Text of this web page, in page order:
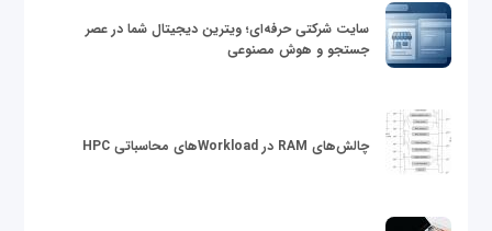
سایت شرکتی حرفه‌ای؛ ویترین دیجیتال شما در عصر
جستجو و هوش مصنوعی
چالش‌های RAM در Workloadهای محاسباتی HPC